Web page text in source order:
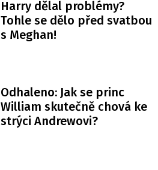
Harry dělal problémy?
Tohle se dělo před svatbou
s Meghan!
Odhaleno: Jak se princ
William skutečně chová ke
strýci Andrewovi?